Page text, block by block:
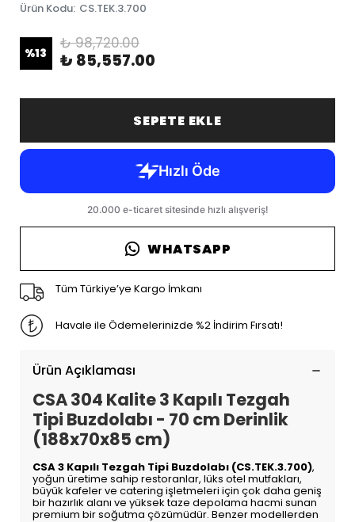
Ürün Kodu: CS.TEK.3.700
%13
₺ 98,720.00
₺ 85,557.00
SEPETE EKLE
WHATSAPP
Tüm Türkiye’ye Kargo İmkanı
Havale ile Ödemelerinizde %2 İndirim Fırsatı!
Ürün Açıklaması
CSA 304 Kalite 3 Kapılı Tezgah
Tipi Buzdolabı - 70 cm Derinlik
(188x70x85 cm)
CSA 3 Kapılı Tezgah Tipi Buzdolabı (CS.TEK.3.700),
yoğun üretime sahip restoranlar, lüks otel mutfakları,
büyük kafeler ve catering işletmeleri için çok daha geniş
bir hazırlık alanı ve yüksek taze depolama hacmi sunan
premium bir soğutma çözümüdür. Benzer modellerden